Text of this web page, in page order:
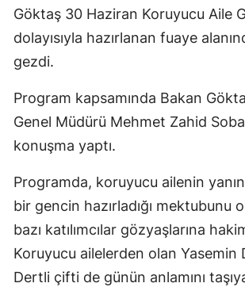
Göktaş 30 Haziran Koruyucu Aile
dolayısıyla hazırlanan fuaye
gezdi.
Program kapsamında Bakan
Genel Müdürü Mehmet Zahid
konuşma yaptı.
Programda, koruyucu ailenin
bir gencin hazırladığı mektubunu
bazı katılımcılar gözyaşlarına
Koruyucu ailelerden olan Yasemin
Dertli çifti de günün anlamını